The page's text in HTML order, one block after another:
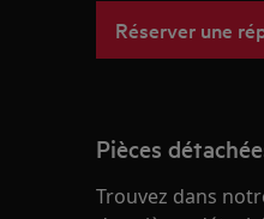
Réserver une
Pièces
Trouvez dans